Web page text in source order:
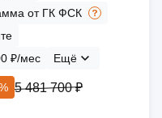
от ГК ФСК
₽/мес
Ещё
5 481 700 ₽